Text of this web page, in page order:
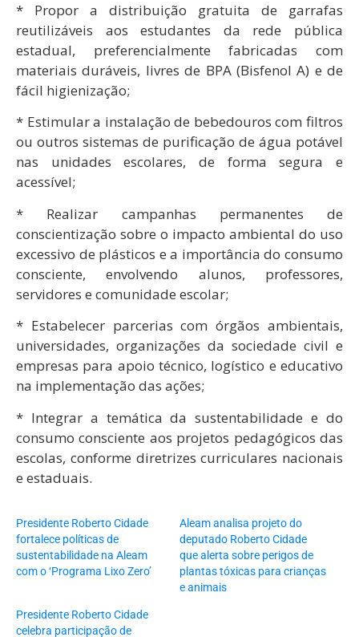
* Propor a distribuição gratuita de garrafas
reutilizáveis aos estudantes da rede pública
estadual, preferencialmente fabricadas com
materiais duráveis, livres de BPA (Bisfenol A) e de
fácil higienização;
* Estimular a instalação de bebedouros com filtros
ou outros sistemas de purificação de água potável
nas unidades escolares, de forma segura e
acessível;
* Realizar campanhas permanentes de
conscientização sobre o impacto ambiental do uso
excessivo de plásticos e a importância do consumo
consciente, envolvendo alunos, professores,
servidores e comunidade escolar;
* Estabelecer parcerias com órgãos ambientais,
universidades, organizações da sociedade civil e
empresas para apoio técnico, logístico e educativo
na implementação das ações;
* Integrar a temática da sustentabilidade e do
consumo consciente aos projetos pedagógicos das
escolas, conforme diretrizes curriculares nacionais
e estaduais.
Presidente Roberto Cidade
fortalece políticas de
sustentabilidade na Aleam
com o ‘Programa Lixo Zero’
Aleam analisa projeto do
deputado Roberto Cidade
que alerta sobre perigos de
plantas tóxicas para crianças
e animais
Presidente Roberto Cidade
celebra participação de